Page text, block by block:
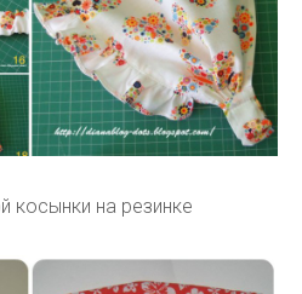
косынки на резинке